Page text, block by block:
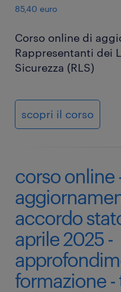
85,40 euro
Corso online di
Rappresentanti dei
Sicurezza (RLS)
scopri il corso
corso online
accordo
aprile 2025 -
formazione